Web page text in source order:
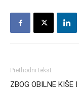
Prethodni tekst
ZBOG OBILNE KIŠE I